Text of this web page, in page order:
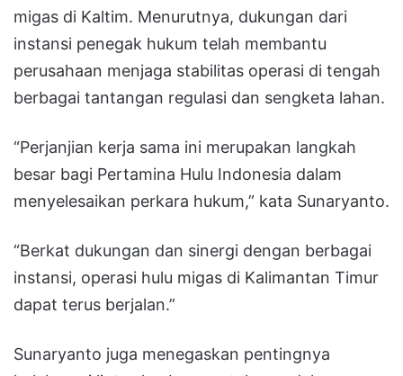
migas di Kaltim. Menurutnya, dukungan dari
instansi penegak hukum telah membantu
perusahaan menjaga stabilitas operasi di tengah
berbagai tantangan regulasi dan sengketa lahan.
“Perjanjian kerja sama ini merupakan langkah
besar bagi Pertamina Hulu Indonesia dalam
menyelesaikan perkara hukum,” kata Sunaryanto.
“Berkat dukungan dan sinergi dengan berbagai
instansi, operasi hulu migas di Kalimantan Timur
dapat terus berjalan.”
Sunaryanto juga menegaskan pentingnya